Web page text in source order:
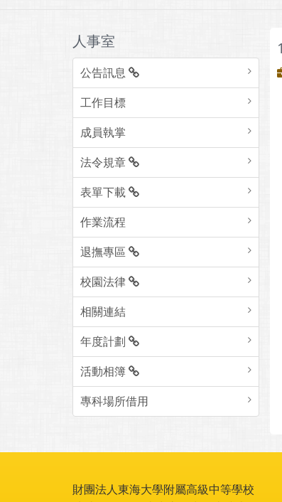
人事室
公告訊息
工作目標
成員執掌
法令規章
表單下載
作業流程
退撫專區
校園法律
相關連結
年度計劃
活動相簿
專科場所借用
財團法人東海大學附屬高級中等學校